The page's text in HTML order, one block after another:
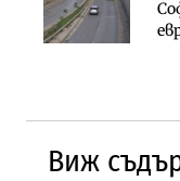
Виж